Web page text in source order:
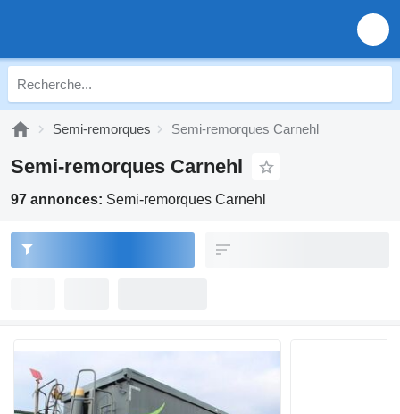
Semi-remorques Semi-remorques Carnehl
Semi-remorques Carnehl
97 annonces: Semi-remorques Carnehl